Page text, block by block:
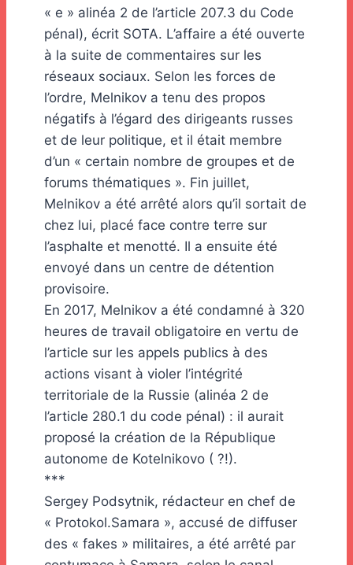
« e » alinéa 2 de l’article 207.3 du Code
pénal), écrit SOTA. L’affaire a été ouverte
à la suite de commentaires sur les
réseaux sociaux. Selon les forces de
l’ordre, Melnikov a tenu des propos
négatifs à l’égard des dirigeants russes
et de leur politique, et il était membre
d’un « certain nombre de groupes et de
forums thématiques ». Fin juillet,
Melnikov a été arrêté alors qu’il sortait de
chez lui, placé face contre terre sur
l’asphalte et menotté. Il a ensuite été
envoyé dans un centre de détention
provisoire.
En 2017, Melnikov a été condamné à 320
heures de travail obligatoire en vertu de
l’article sur les appels publics à des
actions visant à violer l’intégrité
territoriale de la Russie (alinéa 2 de
l’article 280.1 du code pénal) : il aurait
proposé la création de la République
autonome de Kotelnikovo ( ?!).
***
Sergey Podsytnik, rédacteur en chef de
« Protokol.Samara », accusé de diffuser
des « fakes » militaires, a été arrêté par